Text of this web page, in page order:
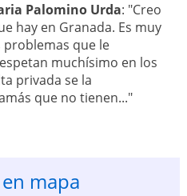
Palomino Urda: "Creo
hay en Granada. Es muy
problemas que le
muchísimo en los
privada se la
que no tienen..."
mapa